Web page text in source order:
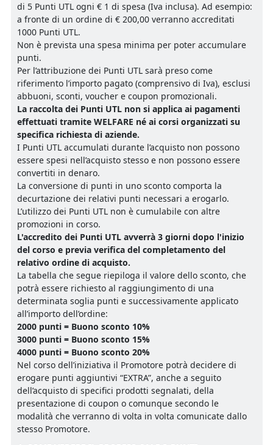
di 5 Punti UTL ogni € 1 di spesa (Iva inclusa). Ad esempio:
a fronte di un ordine di € 200,00 verranno accreditati
1000 Punti UTL.
Non è prevista una spesa minima per poter accumulare
punti.
Per l’attribuzione dei Punti UTL sarà preso come
riferimento l’importo pagato (comprensivo di Iva), esclusi
abbuoni, sconti, voucher e coupon promozionali.
La raccolta dei Punti UTL non si applica ai pagamenti
effettuati tramite WELFARE né ai corsi organizzati su
specifica richiesta di aziende.
I Punti UTL accumulati durante l’acquisto non possono
essere spesi nell’acquisto stesso e non possono essere
convertiti in denaro.
La conversione di punti in uno sconto comporta la
decurtazione dei relativi punti necessari a erogarlo.
L’utilizzo dei Punti UTL non è cumulabile con altre
promozioni in corso.
L'accredito dei Punti UTL avverrà 3 giorni dopo l'inizio
del corso e previa verifica del completamento del
relativo ordine di acquisto.
La tabella che segue riepiloga il valore dello sconto, che
potrà essere richiesto al raggiungimento di una
determinata soglia punti e successivamente applicato
all’importo dell’ordine:
2000 punti = Buono sconto 10%
3000 punti = Buono sconto 15%
4000 punti = Buono sconto 20%
Nel corso dell’iniziativa il Promotore potrà decidere di
erogare punti aggiuntivi “EXTRA”, anche a seguito
dell’acquisto di specifici prodotti segnalati, della
presentazione di coupon o comunque secondo le
modalità che verranno di volta in volta comunicate dallo
stesso Promotore.